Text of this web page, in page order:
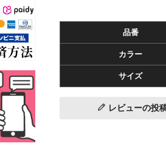
品番
カラー
サイズ
レビューの投